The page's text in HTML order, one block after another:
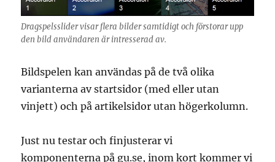
Dragspelsslider visar flera bilder samtidigt och förstorar upp
den bild användaren är intresserad av.
Bildspelen kan användas på de två olika
varianterna av startsidor (med eller utan
vinjett) och på artikelsidor utan högerkolumn.
Just nu testar och finjusterar vi
komponenterna på gu.se, inom kort kommer vi